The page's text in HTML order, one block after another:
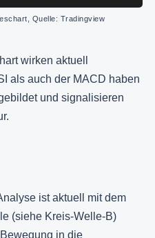
Quelle: Tradingview
wirken aktuell
als auch der MACD haben
und signalisieren
ist aktuell mit dem
(siehe Kreis-Welle-B)
in die